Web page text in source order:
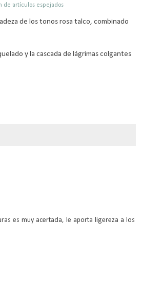
de artículos espejados
de los tonos rosa talco, combinado
y la cascada de lágrimas colgantes
es muy acertada, le aporta ligereza a los